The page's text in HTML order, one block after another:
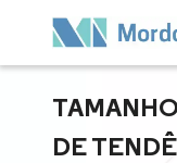
DE